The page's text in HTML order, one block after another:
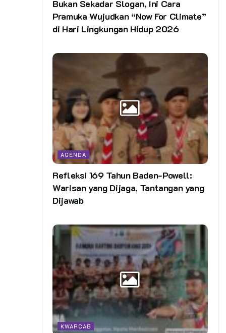
Bukan Sekadar Slogan, Ini Cara
Pramuka Wujudkan “Now For Climate”
di Hari Lingkungan Hidup 2026
AGENDA
Refleksi 169 Tahun Baden-Powell:
Warisan yang Dijaga, Tantangan yang
Dijawab
KWARCAB